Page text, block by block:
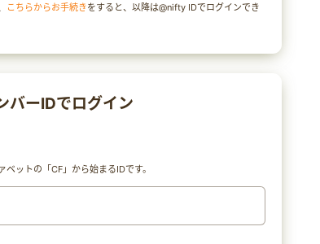
こちらからお手続きをすると、以降は@nifty IDでログインでき
バーIDでログイン
ットの「CF」から始まるIDです。